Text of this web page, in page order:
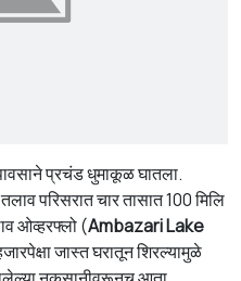
प्रचंड धुमाकूळ घातला.
परिसरात चार तासात 100 मिलि
ओव्हरफ्लो (Ambazari Lake
जास्त घरातून शिरल्यामुळे